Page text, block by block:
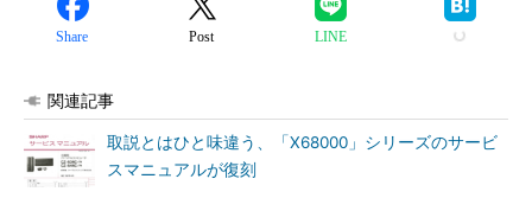
Share Post LINE
関連記事
取説とはひと味違う、「X68000」シリーズのサービ
スマニュアルが復刻